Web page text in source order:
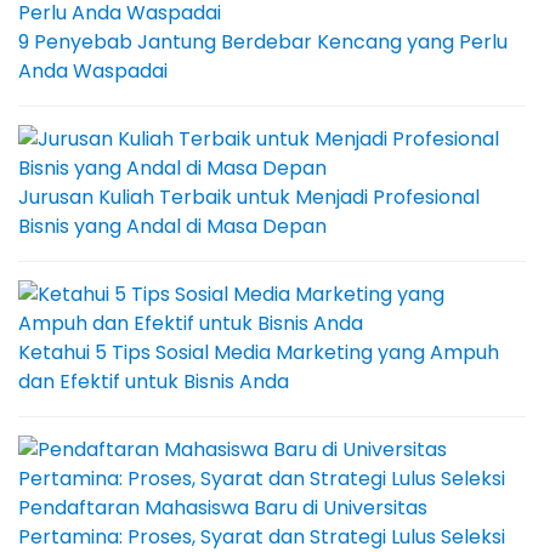
9 Penyebab Jantung Berdebar Kencang yang Perlu
Anda Waspadai
Jurusan Kuliah Terbaik untuk Menjadi Profesional
Bisnis yang Andal di Masa Depan
Ketahui 5 Tips Sosial Media Marketing yang Ampuh
dan Efektif untuk Bisnis Anda
Pendaftaran Mahasiswa Baru di Universitas
Pertamina: Proses, Syarat dan Strategi Lulus Seleksi